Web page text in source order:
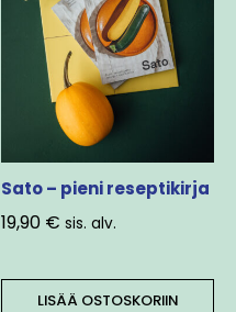
Sato – pieni reseptikirja
19,90 € sis. alv.
LISÄÄ OSTOSKORIIN